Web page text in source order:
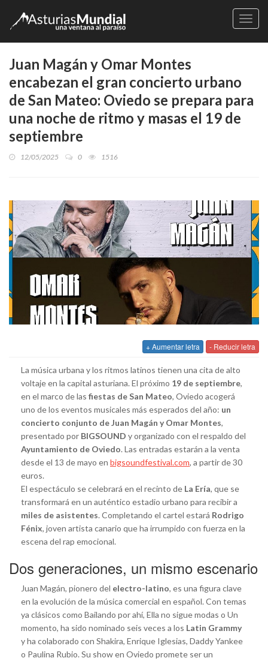
Juan Magán y Omar Montes
encabezan el gran concierto urbano
de San Mateo: Oviedo se prepara para
una noche de ritmo y masas el 19 de
septiembre
12/05/2025 0 1516
+ Aumentar letra - Reducir letra
La música urbana y los ritmos latinos tienen una cita de alto
voltaje en la capital asturiana. El próximo 19 de septiembre,
en el marco de las fiestas de San Mateo, Oviedo acogerá
uno de los eventos musicales más esperados del año: un
concierto conjunto de Juan Magán y Omar Montes,
presentado por BIGSOUND y organizado con el respaldo del
Ayuntamiento de Oviedo. Las entradas estarán a la venta
desde el 13 de mayo en bigsoundfestival.com, a partir de 30
euros.
El espectáculo se celebrará en el recinto de La Ería, que se
transformará en un auténtico estadio urbano para recibir a
miles de asistentes. Completando el cartel estará Rodrigo
Fénix, joven artista canario que ha irrumpido con fuerza en la
escena del rap emocional.
Dos generaciones, un mismo escenario
Juan Magán, pionero del electro-latino, es una figura clave
en la evolución de la música comercial en español. Con temas
ya clásicos como Bailando por ahí, Ella no sigue modas o Un
momento, ha sido nominado seis veces a los Latin Grammy
y ha colaborado con Shakira, Enrique Iglesias, Daddy Yankee
o Paulina Rubio. Su show en Oviedo promete ser un